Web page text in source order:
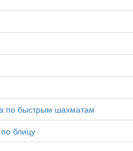
по быстрым шахматам
блицу